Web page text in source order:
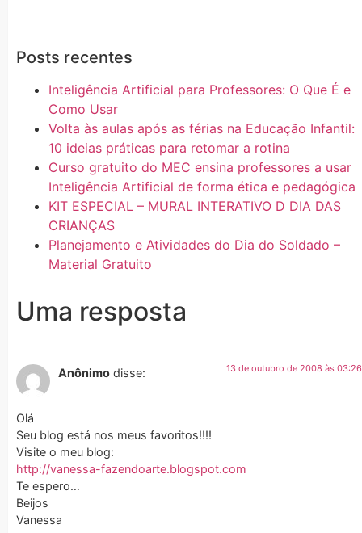
Posts recentes
Inteligência Artificial para Professores: O Que É e
Como Usar
Volta às aulas após as férias na Educação Infantil:
10 ideias práticas para retomar a rotina
Curso gratuito do MEC ensina professores a usar
Inteligência Artificial de forma ética e pedagógica
KIT ESPECIAL – MURAL INTERATIVO D DIA DAS
CRIANÇAS
Planejamento e Atividades do Dia do Soldado –
Material Gratuito
Uma resposta
Anônimo disse: 13 de outubro de 2008 às 03:26
Olá
Seu blog está nos meus favoritos!!!!
Visite o meu blog:
http://vanessa-fazendoarte.blogspot.com
Te espero…
Beijos
Vanessa